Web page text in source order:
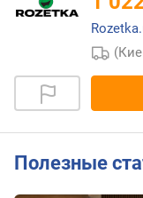
Полезные